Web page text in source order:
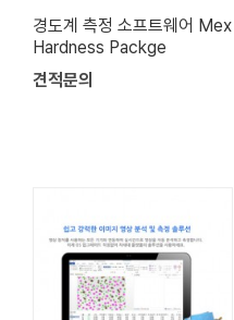
경도계 측정 소프트웨어 Mex
Hardness Packge
견적문의